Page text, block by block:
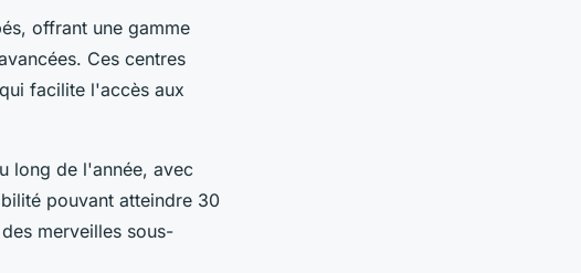
offrant une gamme
Ces centres
facilite l'accès aux
long de l'année, avec
pouvant atteindre 30
merveilles sous-